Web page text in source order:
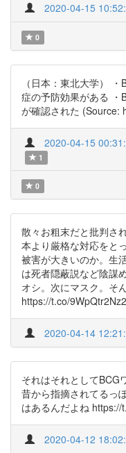
2020-04-15
0
（日本：東北大学）
症の予防効果がある ・
が確認された (Source:
2020-04-15
1
0
散々お粗末だと批判さ
本より厳格な対応をと
被害が大きいのか。生
は死者隠蔽説など陰謀
オシ。次にマスク。そ
https://t.co/9WpQtr2Nz2
2020-04-14
それはそれとしてBCG
昔から指摘されてるっ
はあるんだよね
2020-04-12